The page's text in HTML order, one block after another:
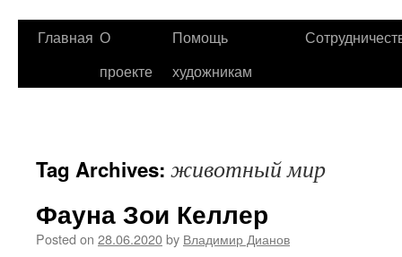
Главная О
проекте
Помощь
художникам
Tag Archives: животный мир
Фауна Зои Келлер
Posted on 28.06.2020by Владимир Дианов